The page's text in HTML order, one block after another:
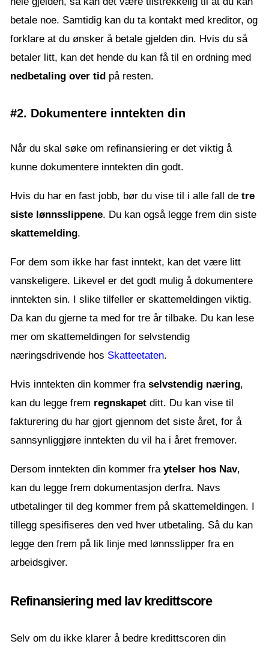
betale noe. Samtidig kan du ta kontakt med kreditor, og
forklare at du ønsker å betale gjelden din. Hvis du så
betaler litt, kan det hende du kan få til en ordning med
nedbetaling over tid på resten.
#2. Dokumentere inntekten din
Når du skal søke om refinansiering er det viktig å
kunne dokumentere inntekten din godt.
Hvis du har en fast jobb, bør du vise til i alle fall de tre
siste lønnsslippene. Du kan også legge frem din siste
skattemelding.
For dem som ikke har fast inntekt, kan det være litt
vanskeligere. Likevel er det godt mulig å dokumentere
inntekten sin. I slike tilfeller er skattemeldingen viktig.
Da kan du gjerne ta med for tre år tilbake. Du kan lese
mer om skattemeldingen for selvstendig
næringsdrivende hos Skatteetaten.
Hvis inntekten din kommer fra selvstendig næring,
kan du legge frem regnskapet ditt. Du kan vise til
fakturering du har gjort gjennom det siste året, for å
sannsynliggjøre inntekten du vil ha i året fremover.
Dersom inntekten din kommer fra ytelser hos Nav,
kan du legge frem dokumentasjon derfra. Navs
utbetalinger til deg kommer frem på skattemeldingen. I
tillegg spesifiseres den ved hver utbetaling. Så du kan
legge den frem på lik linje med lønnsslipper fra en
arbeidsgiver.
Refinansiering med lav kredittscore
Selv om du ikke klarer å bedre kredittscoren din